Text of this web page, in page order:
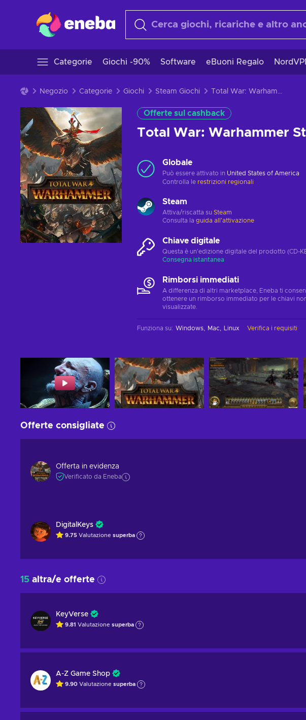
Categorie Giochi -90% Software eBuoni Regalo
Negozio Categorie Giochi Steam Giochi Total War: Warhammer Steam Key GLOBAL
Offerte sul cashback
Total War: Warhammer
Globale
Può essere attivato in United States of America
Controlla le restrizioni regionali
Steam
Attiva/riscatta su Steam
Consulta la guida all'attivazione
Chiave digitale
Questa è un'edizione digitale del prodotto (CD-
Consegna istantanea
Rimborsi immediati
A differenza di altri marketplace, Eneba ti
ottenere un rimborso immediato per le chiavi
visualizzate.
Funziona su: Windows Mac Linux Verifica i requisiti
Offerte consigliate
Offerta in evidenza
Verificato da Eneba
DigitalKeys
9.75 Valutazione superba
15 altra/e offerte
KeyVerse
9.81 Valutazione superba
A-Z Game Shop
9.90 Valutazione superba